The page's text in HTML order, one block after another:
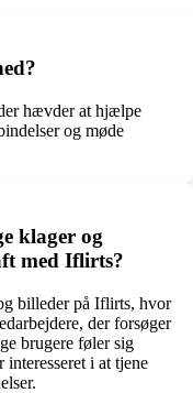
hævder at hjælpe
og møde
klager og
med Iflirts?
billeder på Iflirts, hvor
der forsøger
brugere føler sig
i at tjene